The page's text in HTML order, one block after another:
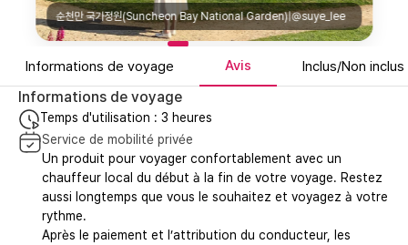
순천만 국가정원(Suncheon Bay National Garden)|@suye_lee
Informations de voyage Avis Inclus/Non inclus
Informations de voyage
Temps d'utilisation : 3 heures
Service de mobilité privée
Un produit pour voyager confortablement avec un
chauffeur local du début à la fin de votre voyage. Restez
aussi longtemps que vous le souhaitez et voyagez à votre
rythme.
Après le paiement et l’attribution du conducteur, les